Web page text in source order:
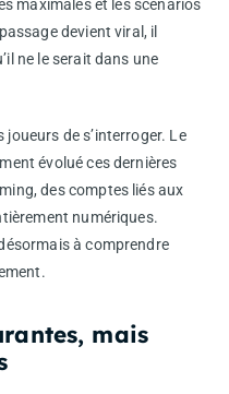
maximales et les scénarios
devient viral, il
ne le serait dans une
joueurs de s’interroger. Le
évolué ces dernières
des comptes liés aux
numériques.
à comprendre
mais